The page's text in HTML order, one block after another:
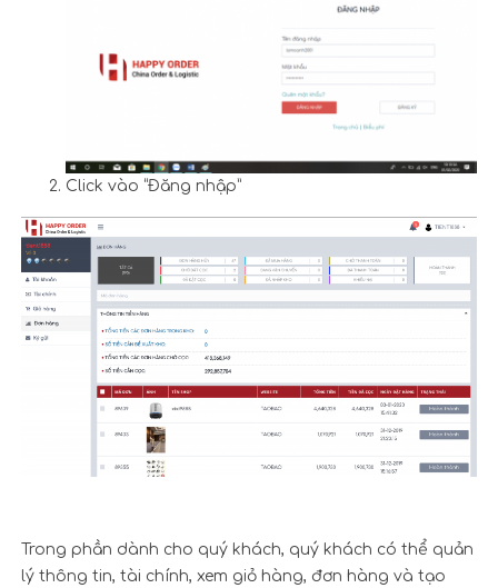
Click vào “Đăng nhập”
Trong phần dành cho quý khách, quý khách có thể quản
lý thông tin, tài chính, xem giỏ hàng, đơn hàng và tạo